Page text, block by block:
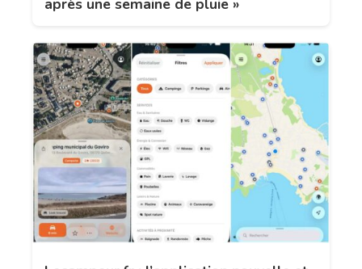
après une semaine de pluie »